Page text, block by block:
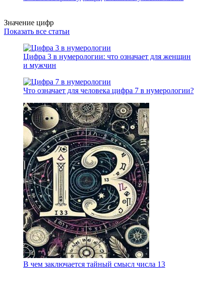
Значение цифр
Показать все статьи
Цифра 3 в нумерологии: что означает для женщин
и мужчин
Что означает для человека цифра 7 в нумерологии?
В чем заключается тайный смысл числа 13